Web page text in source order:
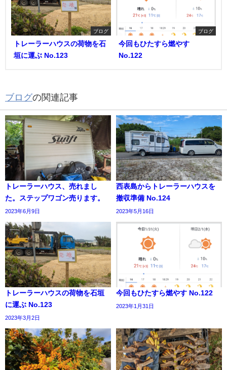
ブログ
トレーラーハウスの荷物を石
垣に運ぶ No.123
ブログ
今回もひたすら燃やす
No.122
ブログの関連記事
トレーラーハウス、売れまし
た。ステップワゴン売ります。
2023年6月9日
西表島からトレーラーハウスを
撤収準備 No.124
2023年5月16日
トレーラーハウスの荷物を石垣
に運ぶ No.123
2023年3月2日
今回もひたすら燃やす No.122
2023年1月31日